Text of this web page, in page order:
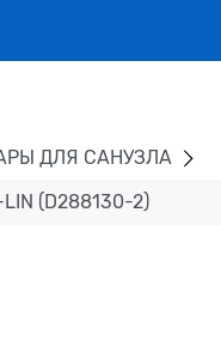
ДЛЯ САНУЗЛА
(D288130-2)